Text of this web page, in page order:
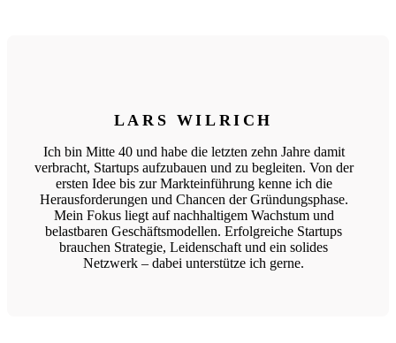
LARS WILRICH
Ich bin Mitte 40 und habe die letzten zehn Jahre damit
verbracht, Startups aufzubauen und zu begleiten. Von der
ersten Idee bis zur Markteinführung kenne ich die
Herausforderungen und Chancen der Gründungsphase.
Mein Fokus liegt auf nachhaltigem Wachstum und
belastbaren Geschäftsmodellen. Erfolgreiche Startups
brauchen Strategie, Leidenschaft und ein solides
Netzwerk – dabei unterstütze ich gerne.